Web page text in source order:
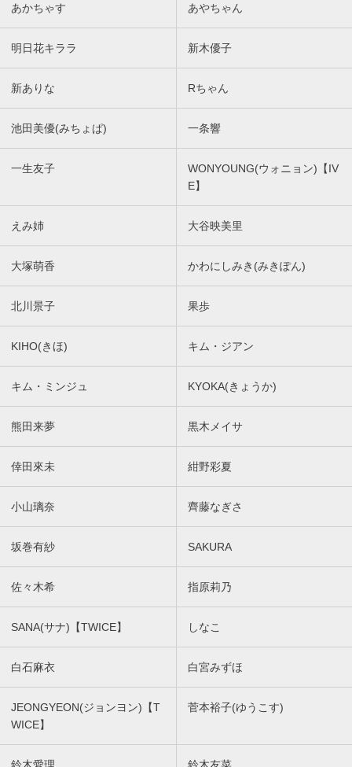
あかちゃす あやちゃん
明日花キララ 新木優子
新ありな Rちゃん
池田美優(みちょぱ) 一条響
一生友子
WONYOUNG(ウォニョン)【IV
E】
えみ姉 大谷映美里
大塚萌香 かわにしみき(みきぽん)
北川景子 果歩
KIHO(きほ) キム・ジアン
キム・ミンジュ KYOKA(きょうか)
熊田来夢 黒木メイサ
倖田來未 紺野彩夏
小山璃奈 齊藤なぎさ
坂巻有紗 SAKURA
佐々木希 指原莉乃
SANA(サナ)【TWICE】 しなこ
白石麻衣 白宮みずほ
JEONGYEON(ジョンヨン)【T
WICE】
菅本裕子(ゆうこす)